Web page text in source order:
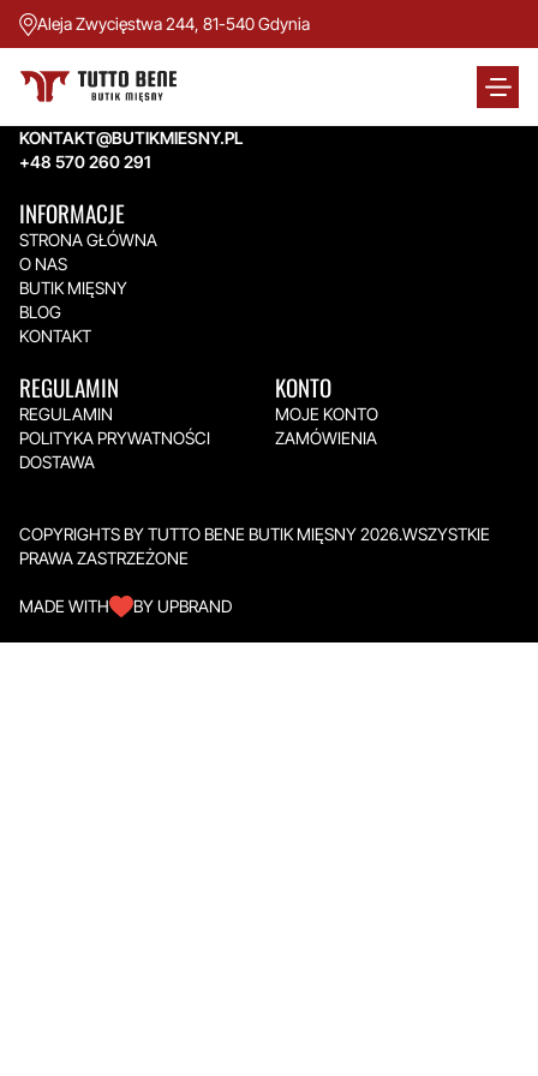
Aleja Zwycięstwa 244, 81-540 Gdynia
TUTTO BENE BUTIK MIĘSNY
Aleja Zwycięstwa 244,
KONTAKT@BUTIKMIESNY.PL
+48 570 260 291
INFORMACJE
STRONA GŁÓWNA
O NAS
BUTIK MIĘSNY
BLOG
KONTAKT
REGULAMIN
REGULAMIN
POLITYKA PRYWATNOŚCI
DOSTAWA
KONTO
MOJE KONTO
ZAMÓWIENIA
COPYRIGHTS BY TUTTO BENE BUTIK MIĘSNY 2026.WSZYSTKIE
PRAWA ZASTRZEŻONE
MADE WITH BY UPBRAND